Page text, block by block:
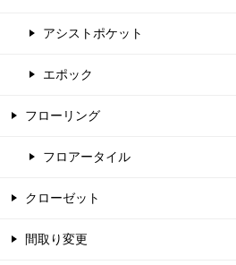
アシストポケット
エポック
フローリング
フロアータイル
クローゼット
間取り変更